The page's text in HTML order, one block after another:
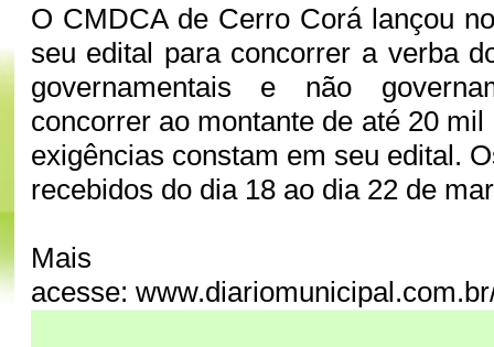
O CMDCA de Cerro Corá lançou
seu edital para concorrer a verba
governamentais e não
concorrer ao montante de até 20
exigências constam em seu edital.
recebidos do dia 18 ao dia 22 de
Mais
acesse: